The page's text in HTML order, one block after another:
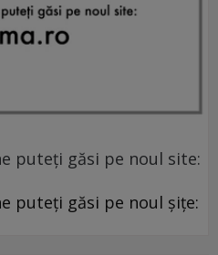
puteți găsi pe noul site:
puteți găsi pe noul șițe: